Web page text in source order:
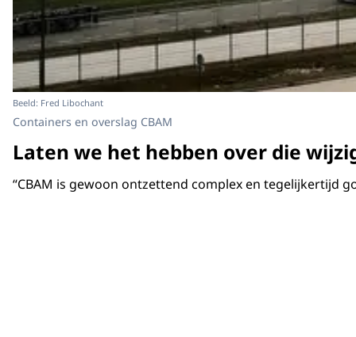
Beeld: Fred Libochant
Containers en overslag CBAM
Laten we het hebben over die
“CBAM is gewoon ontzettend complex en tegelijkertijd